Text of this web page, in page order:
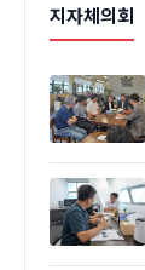
지자체의회